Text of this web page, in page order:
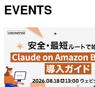
EVENTS